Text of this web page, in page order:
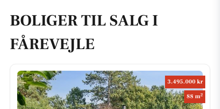
BOLIGER TIL SALG I
FÅREVEJLE
3.495.000 kr
88 m2